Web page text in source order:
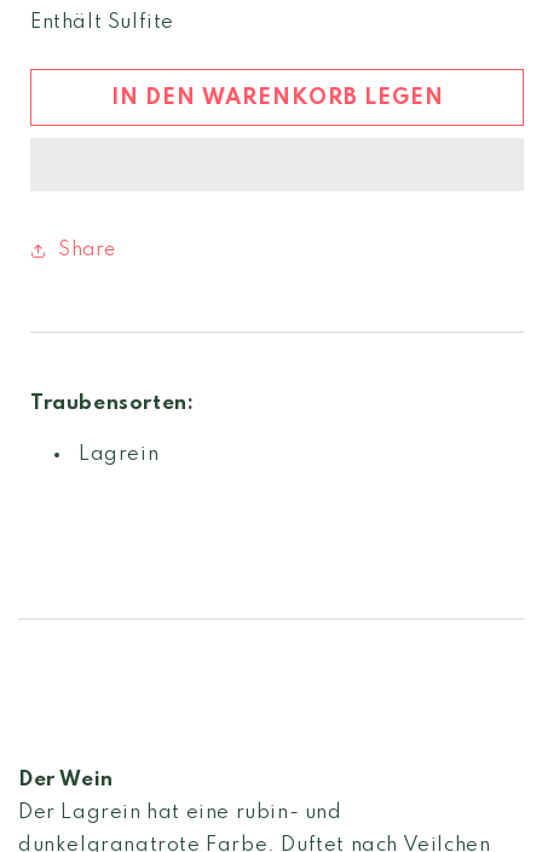
Menge
Lagrein
Riserva
2022
Lagrein
Riserva
2022
Enthält Sulfite
IN DEN WARENKORB LEGEN
Share
Traubensorten:
Lagrein
Der Wein
Der Lagrein hat eine rubin- und
dunkelgranatrote Farbe. Duftet nach Veilchen